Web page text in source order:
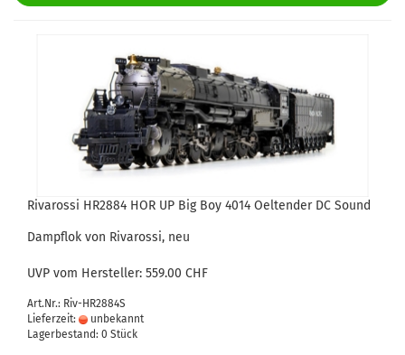
Rivarossi HR2884 HOR UP Big Boy 4014 Oeltender DC Sound
Dampflok von Rivarossi, neu
UVP vom Hersteller: 559.00 CHF
Art.Nr.: Riv-HR2884S
Lieferzeit:
unbekannt
Lagerbestand: 0 Stück